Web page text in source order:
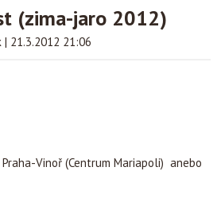
(zima-jaro 2012)
| 21.3.2012 21:06
Praha-Vinoř (Centrum Mariapoli) anebo